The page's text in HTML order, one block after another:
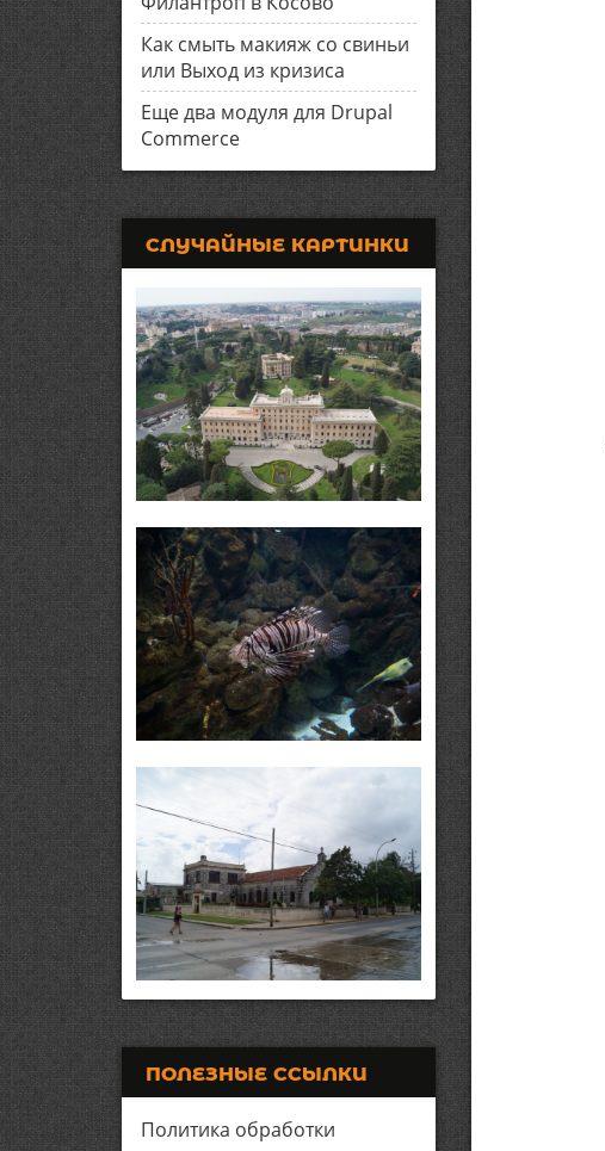
Как смыть макияж со свиньи
или Выход из кризиса
Еще два модуля для Drupal
Commerce
СЛУЧАЙНЫЕ КАРТИНКИ
ПОЛЕЗНЫЕ ССЫЛКИ
Политика обработки